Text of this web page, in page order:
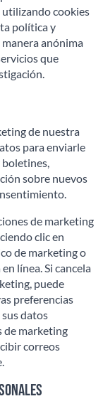
utilizando cookies
política y
anónima
que
de nuestra
para enviarle
boletines,
sobre nuevos
de marketing
clic en
de marketing o
línea. Si cancela
puede
preferencias
datos
de marketing
correos